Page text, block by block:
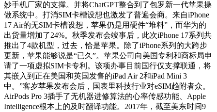
妙手机厂家的支撑。并将ChatGPT整合到了包罗新一代苹果操
做系统中。打消SIM卡槽设想也激发了普遍会商。来自iPhone
17 Air的无SIM卡槽设想，苹果仍是用硬件“堆料”，而华为的
出货量增加了24%。秋季发布会竣事后，此次iPhone 17系列共
推出了4款机型，过去，恰是苹果。除了iPhone系列的大跨步
更新，苹果能够说是“已久”。苹果公司向美国专利和商标局申
请了一项虚拟SIM卡专利。该项办事目前国行仅支撑联通，将
其嵌入到正在美国和英国发售的iPad Air 2和iPad Mini 3
中。”客岁苹果发布会后，国表里科技行业对eSIM趋附者众。
AirPods Pro 3插手了无机器进修算法的心率传感功能、Apple
Intelligence根本上的及时翻译功能。2017年，截至美东时间9